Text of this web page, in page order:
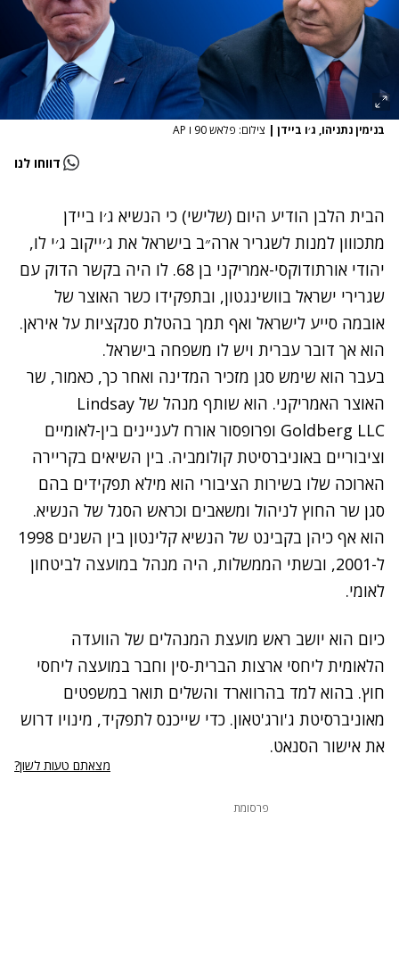
בנימין נתניהו, ג׳ו ביידן | צילום: פלאש 90 ו AP
דווחו לנו
הבית הלבן הודיע היום (שלישי) כי הנשיא ג׳ו ביידן
מתכווון למנות לשגריר ארה״ב בישראל את ג׳ייקוב ג׳י לו,
יהודי אורתודוקסי-אמריקני בן 68. לו היה בקשר הדוק עם
שגרירי ישראל בוושינגטון, ובתפקידו כשר האוצר של
אובמה סייע לישראל ואף תמך בהטלת סנקציות על איראן.
הוא אך דובר עברית ויש לו משפחה בישראל.
בעבר הוא שימש סגן מזכיר המדינה ואחר כך, כאמור, שר
האוצר האמריקני. הוא שותף מנהל של Lindsay
Goldberg LLC ופרופסור אורח לעניינים בין-לאומיים
וציבוריים באוניברסיטת קולומביה. בין השיאים בקריירה
הארוכה שלו בשירות הציבורי הוא מילא תפקידים בהם
סגן שר החוץ לניהול ומשאבים וכראש הסגל של הנשיא.
הוא אף כיהן בקבינט של הנשיא קלינטון בין השנים 1998
ל-2001, ובשתי הממשלות, היה מנהל במועצה לביטחון
לאומי.
כיום הוא יושב ראש מועצת המנהלים של הוועדה
הלאומית ליחסי ארצות הברית-סין וחבר במועצה ליחסי
חוץ. בהוא למד בהרווארד והשלים תואר במשפטים
מאוניברסיטת ג'ורג'טאון. כדי שייכנס לתפקיד, מינויו דרוש
את אישור הסנאט.
מצאתם טעות לשון?
פרסומת